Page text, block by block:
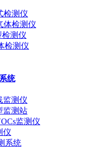
检测仪
体检测仪
检测仪
检测仪
统
监测仪
监测站
监测仪
仪
系统